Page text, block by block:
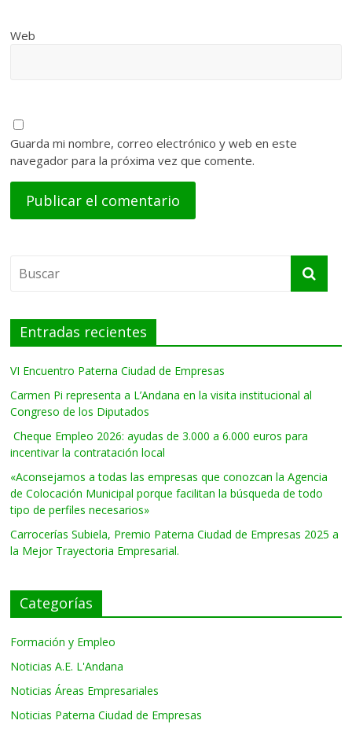
Web
Guarda mi nombre, correo electrónico y web en este
navegador para la próxima vez que comente.
Entradas recientes
VI Encuentro Paterna Ciudad de Empresas
Carmen Pi representa a L’Andana en la visita institucional al
Congreso de los Diputados
Cheque Empleo 2026: ayudas de 3.000 a 6.000 euros para
incentivar la contratación local
«Aconsejamos a todas las empresas que conozcan la Agencia
de Colocación Municipal porque facilitan la búsqueda de todo
tipo de perfiles necesarios»
Carrocerías Subiela, Premio Paterna Ciudad de Empresas 2025 a
la Mejor Trayectoria Empresarial.
Categorías
Formación y Empleo
Noticias A.E. L'Andana
Noticias Áreas Empresariales
Noticias Paterna Ciudad de Empresas